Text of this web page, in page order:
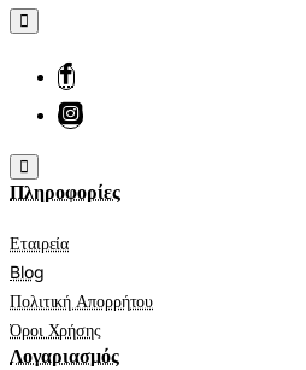
Πληροφορίες
Εταιρεία
Blog
Πολιτική Απορρήτου
Όροι Χρήσης
Λογαριασμός